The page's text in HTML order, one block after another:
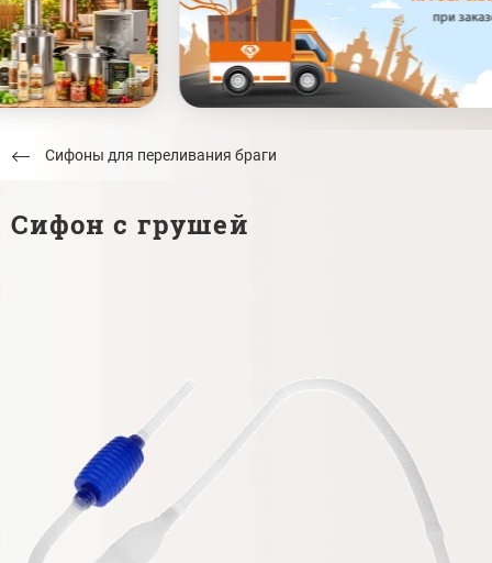
Сифоны для переливания браги
Сифон с грушей